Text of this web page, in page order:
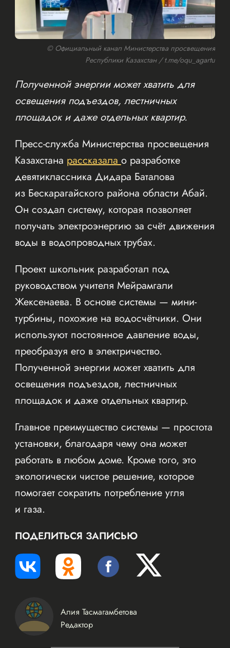
© Официальный канал Министерства просвещения
Республики Казахстан / t.me/oqu_agartu
Полученной энергии может хватить для
освещения подъездов, лестничных
площадок и даже отдельных квартир.
Пресс-служба Министерства просвещения
Казахстана рассказалао разработке
девятиклассника Дидара Баталова
из Бескарагайского района области Абай.
Он создал систему, которая позволяет
получать электроэнергию за счёт движения
воды в водопроводных трубах.
Проект школьник разработал под
руководством учителя Мейрамгали
Жексенаева. В основе системы — мини-
турбины, похожие на водосчётчики. Они
используют постоянное давление воды,
преобразуя его в электричество.
Полученной энергии может хватить для
освещения подъездов, лестничных
площадок и даже отдельных квартир.
Главное преимущество системы — простота
установки, благодаря чему она может
работать в любом доме. Кроме того, это
экологически чистое решение, которое
помогает сократить потребление угля
и газа.
ПОДЕЛИТЬСЯ ЗАПИСЬЮ
Алия Тасмагамбетова
Редактор